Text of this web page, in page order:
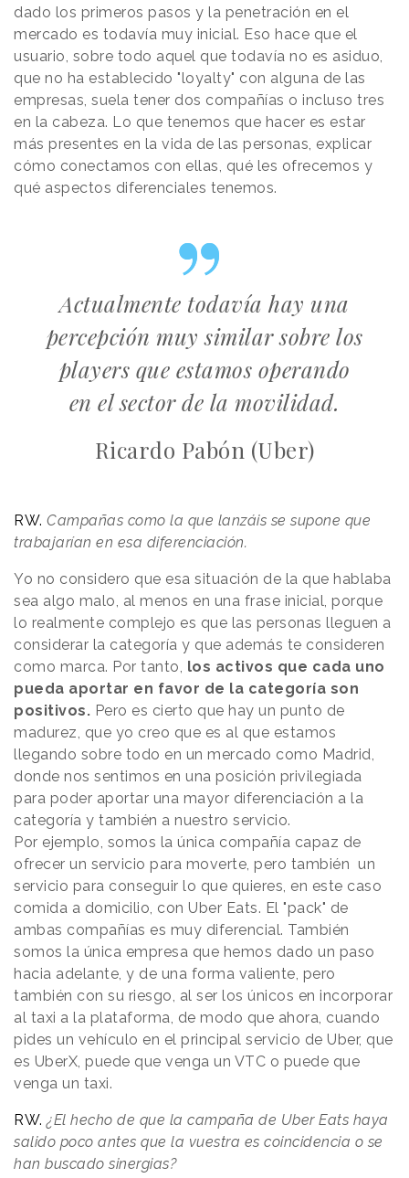
dado los primeros pasos y la penetración en el
mercado es todavía muy inicial. Eso hace que el
usuario, sobre todo aquel que todavía no es asiduo,
que no ha establecido "loyalty" con alguna de las
empresas, suela tener dos compañías o incluso tres
en la cabeza. Lo que tenemos que hacer es estar
más presentes en la vida de las personas, explicar
cómo conectamos con ellas, qué les ofrecemos y
qué aspectos diferenciales tenemos.
Actualmente todavía hay una
percepción muy similar sobre los
players que estamos operando
en el sector de la movilidad.
Ricardo Pabón (Uber)
RW. Campañas como la que lanzáis se supone que
trabajarían en esa diferenciación.
Yo no considero que esa situación de la que hablaba
sea algo malo, al menos en una frase inicial, porque
lo realmente complejo es que las personas lleguen a
considerar la categoría y que además te consideren
como marca. Por tanto, los activos que cada uno
pueda aportar en favor de la categoría son
positivos. Pero es cierto que hay un punto de
madurez, que yo creo que es al que estamos
llegando sobre todo en un mercado como Madrid,
donde nos sentimos en una posición privilegiada
para poder aportar una mayor diferenciación a la
categoría y también a nuestro servicio.
Por ejemplo, somos la única compañía capaz de
ofrecer un servicio para moverte, pero también un
servicio para conseguir lo que quieres, en este caso
comida a domicilio, con Uber Eats. El "pack" de
ambas compañías es muy diferencial. También
somos la única empresa que hemos dado un paso
hacia adelante, y de una forma valiente, pero
también con su riesgo, al ser los únicos en incorporar
al taxi a la plataforma, de modo que ahora, cuando
pides un vehículo en el principal servicio de Uber, que
es UberX, puede que venga un VTC o puede que
venga un taxi.
RW. ¿El hecho de que la campaña de Uber Eats haya
salido poco antes que la vuestra es coincidencia o se
han buscado sinergias?